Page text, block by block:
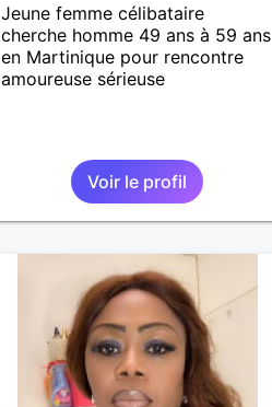
Jeune femme célibataire
cherche homme 49 ans à 59 ans
en Martinique pour rencontre
amoureuse sérieuse
Voir le profil